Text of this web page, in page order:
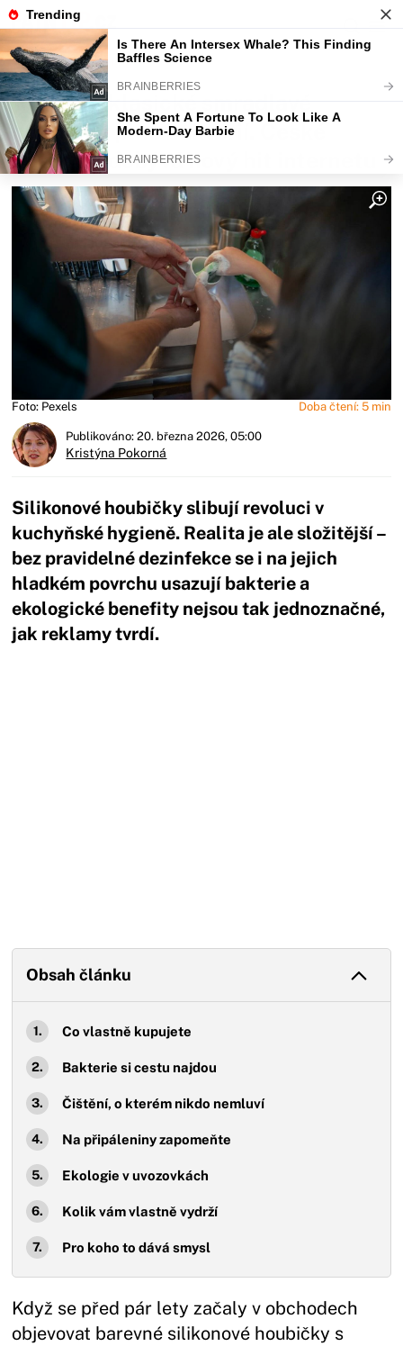
Fajntip.cz Bydlení
Vyhoďte klasické smradlavé
houbičky plné bakterií. České
kuchyně dobývá nový hit internetu
Foto: Pexels Doba čtení: 5 min
Publikováno: 20. března 2026, 05:00
Kristýna Pokorná
Silikonové houbičky slibují revoluci v
kuchyňské hygieně. Realita je ale složitější –
bez pravidelné dezinfekce se i na jejich
hladkém povrchu usazují bakterie a
ekologické benefity nejsou tak jednoznačné,
jak reklamy tvrdí.
Obsah článku
Co vlastně kupujete
Bakterie si cestu najdou
Čištění, o kterém nikdo nemluví
Na připáleniny zapomeňte
Ekologie v uvozovkách
Kolik vám vlastně vydrží
Pro koho to dává smysl
Když se před pár lety začaly v obchodech
objevovat barevné silikonové houbičky s